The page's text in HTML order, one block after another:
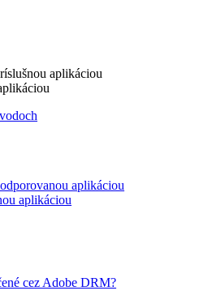
aplikáciou
aplikáciou
aplikáciou
cez Adobe DRM?